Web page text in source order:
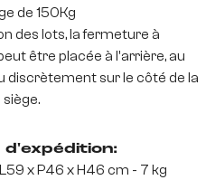
de 150Kg
des lots, la fermeture à
être placée à l'arrière, au
discrètement sur le côté de la
d'expédition:
L59 x P46 x H46 cm - 7 kg